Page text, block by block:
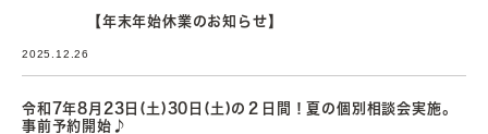
【年末年始休業のお知らせ】
2025.12.26
令和7年8月23日(土)30日(土)の２日間！夏の個別相談会実施。
事前予約開始♪